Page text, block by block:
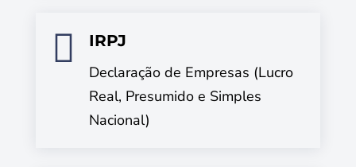

IRPJ
Declaração de Empresas (Lucro
Real, Presumido e Simples
Nacional)